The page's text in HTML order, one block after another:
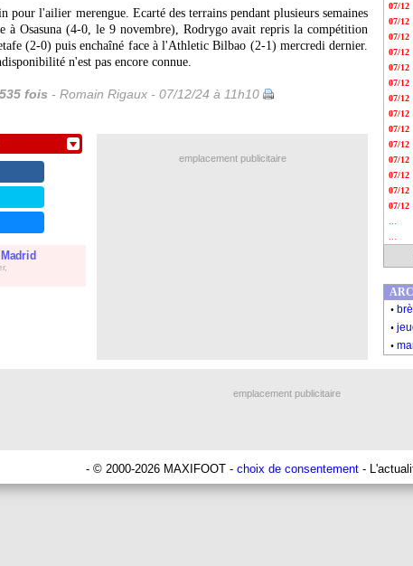
pour l'ailier merengue. Ecarté des terrains pendant plusieurs semaines
à Osasuna (4-0, le 9 novembre), Rodrygo avait repris la compétition
(2-0) puis enchaîné face à l'Athletic Bilbao (2-1) mercredi dernier.
n'est pas encore connue.
fois - Romain Rigaux - 07/12/24 à 11h10
07/12
07/12
07/12
07/12
07/12
07/12
07/12
07/12
07/12
07/12
07/12
07/12
07/12
07/12
emplacement publicitaire
.
.
.
emplacement publicitaire
- © 2000-2026 MAXIFOOT - choix de consentement -